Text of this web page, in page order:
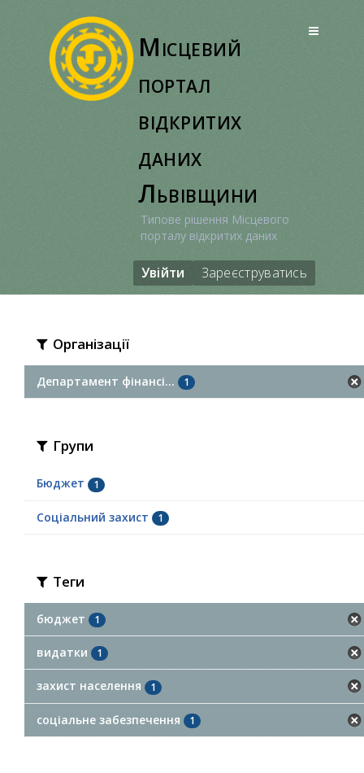
Місцевий
портал
відкритих
даних
Львівщини
Типове рішення Місцевого
порталу відкритих даних
Увійти Зареєструватись
Організації
Департамент фінансі... 1
Групи
Бюджет 1
Соціальний захист 1
Теги
бюджет 1
видатки 1
захист населення 1
соціальне забезпечення 1